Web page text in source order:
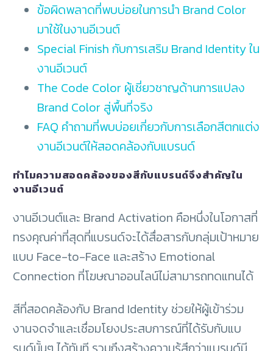
ข้อผิดพลาดที่พบบ่อยในการนำ Brand Color
มาใช้ในงานอีเวนต์
Special Finish กับการเสริม Brand Identity ใน
งานอีเวนต์
The Code Color ผู้เชี่ยวชาญด้านการแปลง
Brand Color สู่พื้นที่จริง
FAQ คำถามที่พบบ่อยเกี่ยวกับการเลือกสีตกแต่ง
งานอีเวนต์ให้สอดคล้องกับแบรนด์
ทำไมความสอดคล้องของสีกับแบรนด์จึงสำคัญใน
งานอีเวนต์
งานอีเวนต์และ Brand Activation คือหนึ่งในโอกาสที่
ทรงคุณค่าที่สุดที่แบรนด์จะได้สื่อสารกับกลุ่มเป้าหมาย
แบบ Face-to-Face และสร้าง Emotional
Connection ที่โฆษณาออนไลน์ไม่สามารถทดแทนได้
สีที่สอดคล้องกับ Brand Identity ช่วยให้ผู้เข้าร่วม
งานจดจำและเชื่อมโยงประสบการณ์ที่ได้รับกับแบ